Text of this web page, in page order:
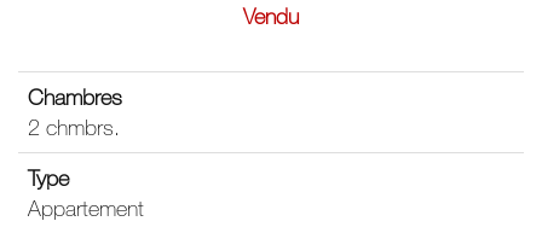
Vendu
2 chmbrs.
Appartement